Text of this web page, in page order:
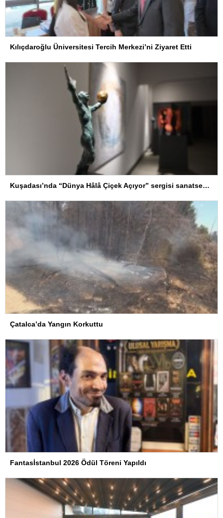
Kılıçdaroğlu Üniversitesi Tercih Merkezi’ni Ziyaret Etti
Kuşadası’nda “Dünya Hâlâ Çiçek Açıyor” sergisi sanatseverlerle buluşuyor
Çatalca’da Yangın Korkuttu
Fantasİstanbul 2026 Ödül Töreni Yapıldı